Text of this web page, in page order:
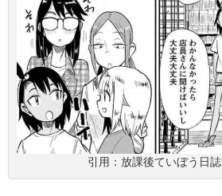
引用：放課後ていぼう日